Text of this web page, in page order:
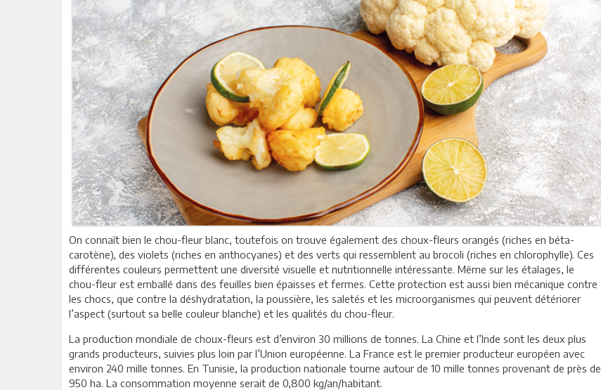
On connaît bien le chou-fleur blanc, toutefois on trouve également des choux-fleurs orangés (riches en béta-
carotène), des violets (riches en anthocyanes) et des verts qui ressemblent au brocoli (riches en chlorophylle). Ces
différentes couleurs permettent une diversité visuelle et nutritionnelle intéressante. Même sur les étalages, le
chou-fleur est emballé dans des feuilles bien épaisses et fermes. Cette protection est aussi bien mécanique contre
les chocs, que contre la déshydratation, la poussière, les saletés et les microorganismes qui peuvent détériorer
l’aspect (surtout sa belle couleur blanche) et les qualités du chou-fleur.
La production mondiale de choux-fleurs est d’environ 30 millions de tonnes. La Chine et l’Inde sont les deux plus
grands producteurs, suivies plus loin par l’Union européenne. La France est le premier producteur européen avec
environ 240 mille tonnes. En Tunisie, la production nationale tourne autour de 10 mille tonnes provenant de près de
950 ha. La consommation moyenne serait de 0,800 kg/an/habitant.